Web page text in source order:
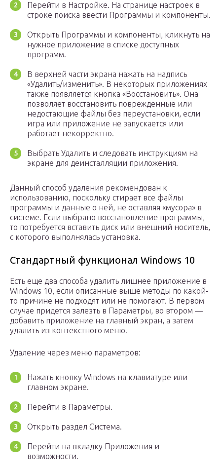
Перейти в Настройке. На странице настроек в
строке поиска ввести Программы и компоненты.
Открыть Программы и компоненты, кликнуть на
нужное приложение в списке доступных
программ.
В верхней части экрана нажать на надпись
«Удалить/изменить». В некоторых приложениях
также появляется кнопка «Восстановить». Она
позволяет восстановить поврежденные или
недостающие файлы без переустановки, если
игра или приложение не запускается или
работает некорректно.
Выбрать Удалить и следовать инструкциям на
экране для деинсталляции приложения.
Данный способ удаления рекомендован к
использованию, поскольку стирает все файлы
программы и данные о ней, не оставляя «мусора» в
системе. Если выбрано восстановление программы,
то потребуется вставить диск или внешний носитель,
с которого выполнялась установка.
Стандартный функционал Windows 10
Есть еще два способа удалить лишнее приложение в
Windows 10, если описанные выше методы по какой-
то причине не подходят или не помогают. В первом
случае придется залезть в Параметры, во втором —
добавить приложение на главный экран, а затем
удалить из контекстного меню.
Удаление через меню параметров:
Нажать кнопку Windows на клавиатуре или
главном экране.
Перейти в Параметры.
Открыть раздел Система.
Перейти на вкладку Приложения и
возможности.